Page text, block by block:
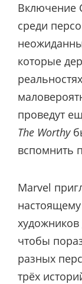
Включение
среди
которые
проведут
The Worthy
вспомнить
Marvel
чтобы
разных
трёх